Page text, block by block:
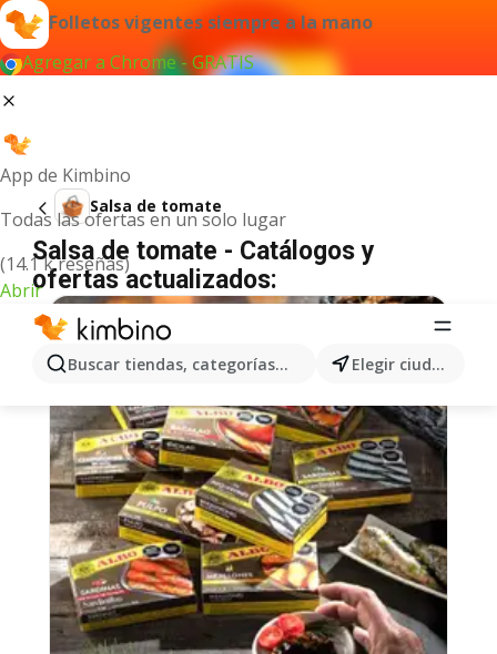
Folletos vigentes siempre a la mano
Agregar a Chrome - GRATIS
App de Kimbino
Todas las ofertas en un solo lugar
(14.1 k reseñas)
Abrir
Buscar tiendas, categorías, productos... Elegir ciudad
Salsa de tomate
Salsa de tomate - Catálogos y
ofertas actualizados: